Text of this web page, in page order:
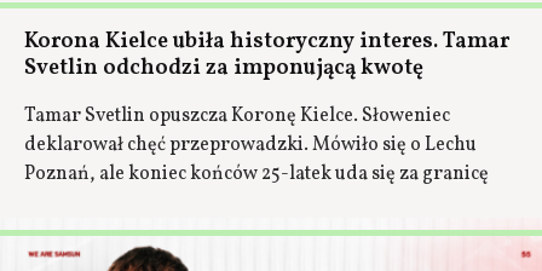
Korona Kielce ubiła historyczny interes. Tamar
Svetlin odchodzi za imponującą kwotę
Tamar Svetlin opuszcza Koronę Kielce. Słoweniec
deklarował chęć przeprowadzki. Mówiło się o Lechu
Poznań, ale koniec końców 25-latek uda się za granicę